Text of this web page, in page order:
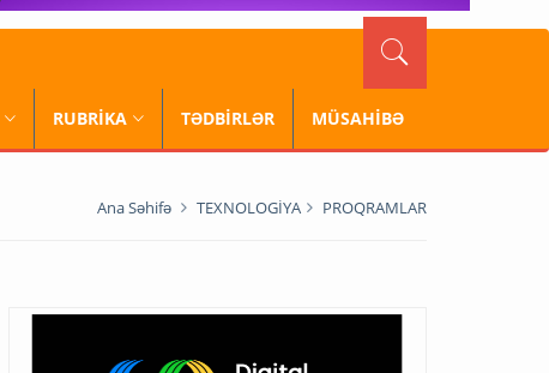
RUBRİKA TƏDBİRLƏR MÜSAHİBƏ
Ana Səhifə TEXNOLOGİYA PROQRAMLAR